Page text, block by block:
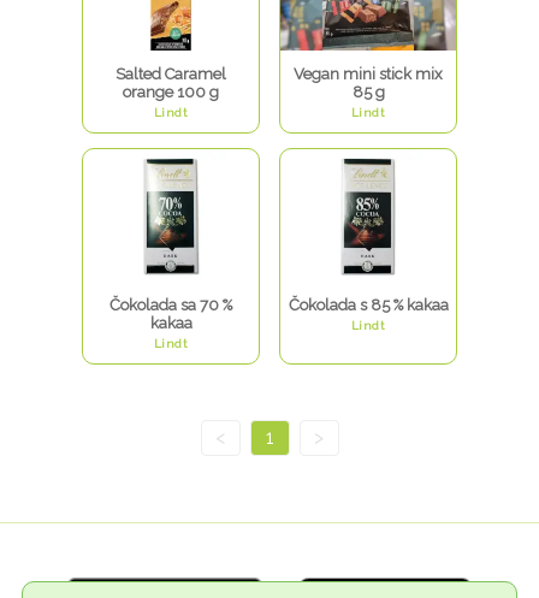
Salted Caramel
orange 100 g
Lindt
Vegan mini stick mix
85 g
Lindt
Čokolada sa 70 %
kakaa
Lindt
Čokolada s 85 % kakaa
Lindt
< 1 >